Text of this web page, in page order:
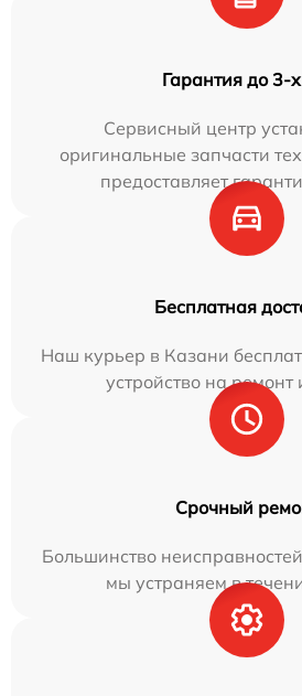
Гарантия до 3-х
Сервисный центр
оригинальные запчасти
предоставляет
Бесплатная
Наш курьер в Казани
устройство на ремонт
Срочный
Большинство
мы устраняем в